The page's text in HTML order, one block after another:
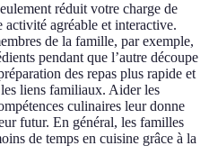
réduit votre charge de
agréable et interactive.
de la famille, par exemple,
pendant que l’autre découpe
des repas plus rapide et
liens familiaux. Aider les
culinaires leur donne
futur. En général, les familles
de temps en cuisine grâce à la